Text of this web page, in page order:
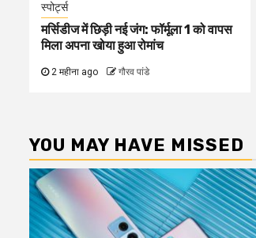
स्पोर्ट्स
मर्सिडीज में छिड़ी नई जंग: फॉर्मूला 1 को वापस
मिला अपना खोया हुआ रोमांच
2 महीना ago गौरव पांडे
YOU MAY HAVE MISSED